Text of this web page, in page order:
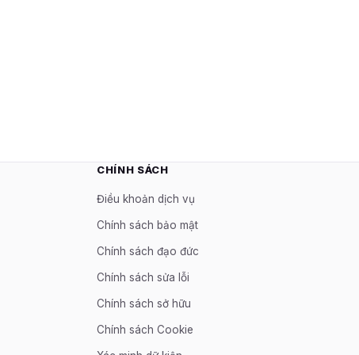
CHÍNH SÁCH
Điều khoản dịch vụ
Chính sách bảo mật
Chính sách đạo đức
Chính sách sửa lỗi
Chính sách sở hữu
Chính sách Cookie